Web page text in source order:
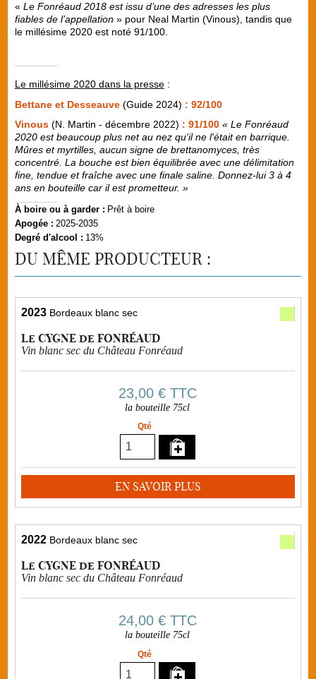
« Le Fonréaud 2018 est issu d’une des adresses les plus
fiables de l’appellation» pour Neal Martin (Vinous), tandis que
le millésime 2020 est noté 91/100.
Le millésime 2020 dans la presse:
Bettane et Desseauve(Guide 2024) : 92/100
Vinous(N. Martin - décembre 2022) : 91/100 « Le Fonréaud
2020 est beaucoup plus net au nez qu'il ne l'était en barrique.
Mûres et myrtilles, aucun signe de brettanomyces, très
concentré. La bouche est bien équilibrée avec une délimitation
fine, tendue et fraîche avec une finale saline. Donnez-lui 3 à 4
ans en bouteille car il est prometteur. »
À boire ou à garder : Prêt à boire
Apogée : 2025-2035
Degré d'alcool : 13%
DU MÊME PRODUCTEUR :
2023 Bordeaux blanc sec
Le CYGNE de FONRÉAUD
Vin blanc sec du Château Fonréaud
23,00 €TTC
la bouteille 75cl
Qté
EN SAVOIR PLUS
2022 Bordeaux blanc sec
Le CYGNE de FONRÉAUD
Vin blanc sec du Château Fonréaud
24,00 €TTC
la bouteille 75cl
Qté